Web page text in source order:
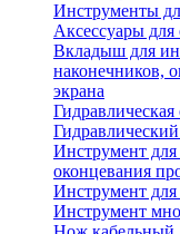
Инструменты
Аксессуары для
Вкладыш для
наконечников,
экрана
Гидравлическая
Инструмент для
оконцевания
Инструмент
Инструмент